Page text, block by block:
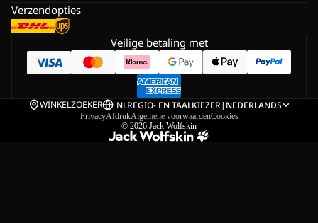
Verzendopties
Veilige betaling met
WINKELZOEKER NLREGIO- EN TAALKIEZER| NEDERLANDS
PrivacyAfdrukAlgemene voorwaardenCookies
© 2026 Jack Wolfskin